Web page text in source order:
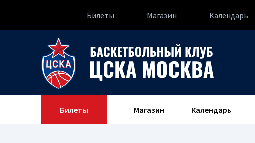
Билеты Магазин Календарь
Билеты Магазин Календарь